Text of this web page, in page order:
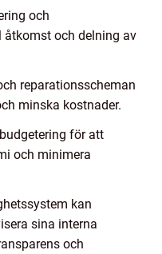
och
och delning av
reparationsscheman
minska kostnader.
för att
och minimera
kan
sina interna
och